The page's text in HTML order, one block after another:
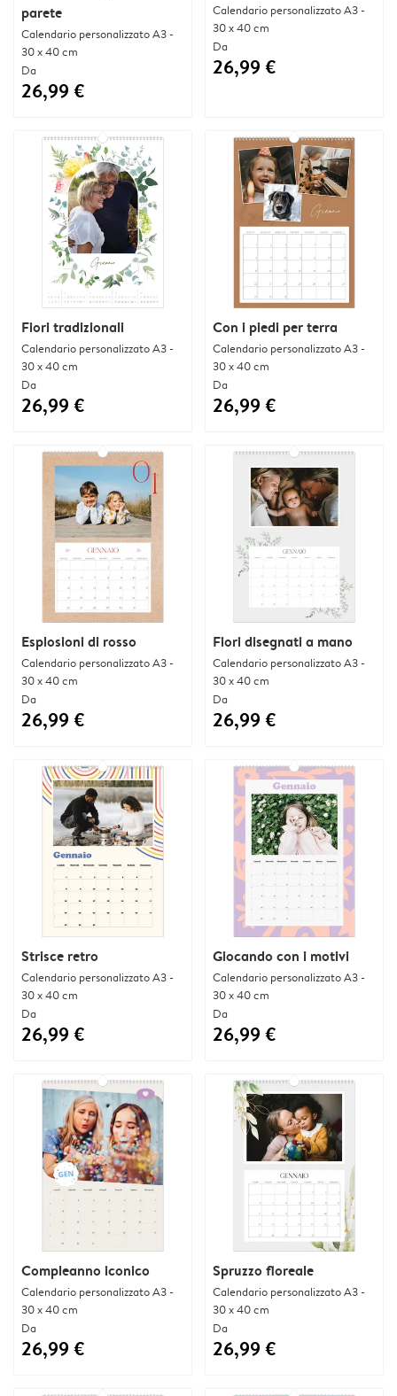
parete
Calendario personalizzato A3 -
30 x 40 cm
Da
26,99 €
Calendario personalizzato A3 -
30 x 40 cm
Da
26,99 €
Fiori tradizionali
Calendario personalizzato A3 -
30 x 40 cm
Da
26,99 €
Con i piedi per terra
Calendario personalizzato A3 -
30 x 40 cm
Da
26,99 €
Esplosioni di rosso
Calendario personalizzato A3 -
30 x 40 cm
Da
26,99 €
Fiori disegnati a mano
Calendario personalizzato A3 -
30 x 40 cm
Da
26,99 €
Strisce retro
Calendario personalizzato A3 -
30 x 40 cm
Da
26,99 €
Giocando con i motivi
Calendario personalizzato A3 -
30 x 40 cm
Da
26,99 €
Compleanno iconico
Calendario personalizzato A3 -
30 x 40 cm
Da
26,99 €
Spruzzo floreale
Calendario personalizzato A3 -
30 x 40 cm
Da
26,99 €